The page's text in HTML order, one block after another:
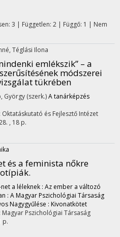
3 | Független: 2 | Függő: 1 | Nem
Téglási Ilona
emlékszik” – a
módszerei
tükrében
György (szerk.)A tanárképzés
Oktatáskutató és Fejlesztő Intézet
, 18 p.
és a feminista nőkre
net a léleknek : Az ember a változó
: A Magyar Pszichológiai Társaság
Nagygyűlése : Kivonatkötet
Magyar Pszichológiai Társaság
p.